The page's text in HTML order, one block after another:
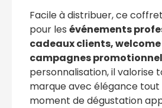
Facile à distribuer, ce
pour les événements
cadeaux clients,
campagnes
personnalisation, il valorise
marque avec élégance
moment de dégustation